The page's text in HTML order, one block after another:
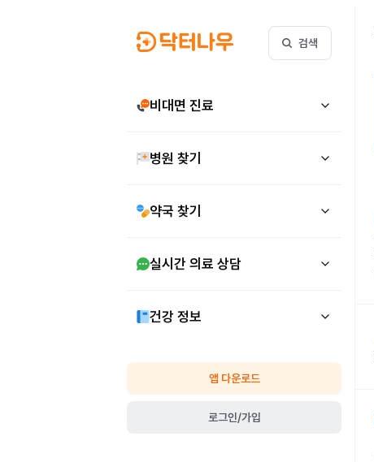
검색
비대면 진료
병원 찾기
약국 찾기
실시간 의료 상담
건강 정보
앱 다운로드
로그인/가입